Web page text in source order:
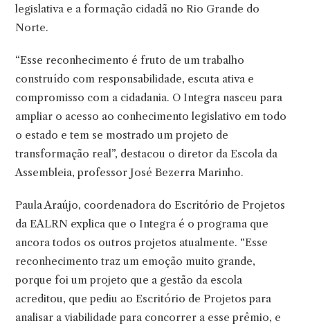
legislativa e a formação cidadã no Rio Grande do
Norte.
“Esse reconhecimento é fruto de um trabalho
construído com responsabilidade, escuta ativa e
compromisso com a cidadania. O Integra nasceu para
ampliar o acesso ao conhecimento legislativo em todo
o estado e tem se mostrado um projeto de
transformação real”, destacou o diretor da Escola da
Assembleia, professor José Bezerra Marinho.
Paula Araújo, coordenadora do Escritório de Projetos
da EALRN explica que o Integra é o programa que
ancora todos os outros projetos atualmente. “Esse
reconhecimento traz um emoção muito grande,
porque foi um projeto que a gestão da escola
acreditou, que pediu ao Escritório de Projetos para
analisar a viabilidade para concorrer a esse prêmio, e